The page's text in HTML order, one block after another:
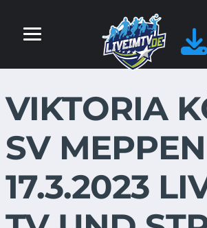
VIKTORIA
SV
17.3.2023